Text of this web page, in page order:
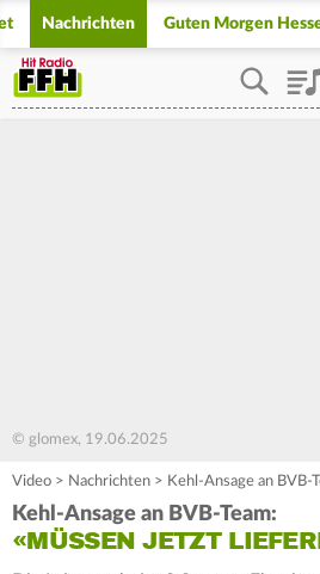
Nachrichten Guten Morgen
© glomex, 19.06.2025
Video > Nachrichten > Kehl-Ansage an BVB-
Kehl-Ansage an BVB-Team:
«MÜSSEN JETZT